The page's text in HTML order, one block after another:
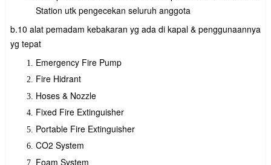
Station utk pengecekan seluruh anggota
b.10 alat pemadam kebakaran yg ada di kapal & penggunaannya
yg tepat
Emergency Fire Pump
Fire Hidrant
Hoses & Nozzle
Fixed Fire Extinguisher
Portable Fire Extinguisher
CO2 System
Foam System